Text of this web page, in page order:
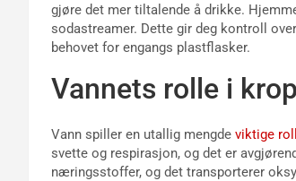
gjøre det mer tiltalende å drikke.
sodastreamer. Dette gir deg kontroll
behovet for engangs plastflasker.
Vannets rolle i
Vann spiller en utallig mengde viktige
svette og respirasjon, og det er
næringsstoffer, og det transporterer